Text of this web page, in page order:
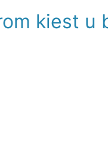
kiest u